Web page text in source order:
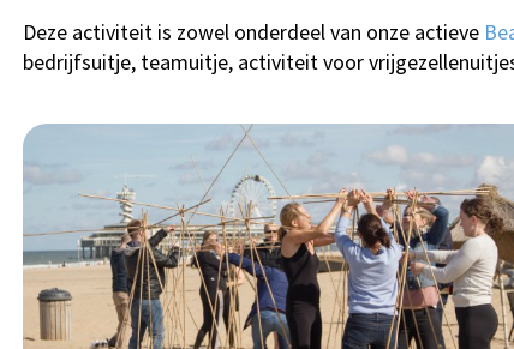
Deze activiteit is zowel onderdeel van onze actieve
bedrijfsuitje, teamuitje, activiteit voor